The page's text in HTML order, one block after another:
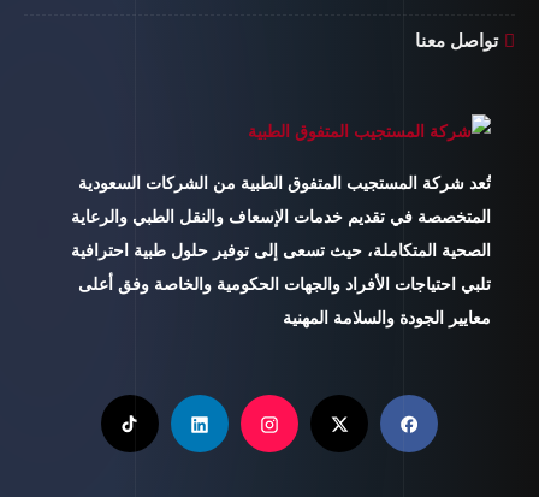
تواصل معنا
تُعد شركة المستجيب المتفوق الطبية من الشركات السعودية
المتخصصة في تقديم خدمات الإسعاف والنقل الطبي والرعاية
الصحية المتكاملة، حيث تسعى إلى توفير حلول طبية احترافية
تلبي احتياجات الأفراد والجهات الحكومية والخاصة وفق أعلى
معايير الجودة والسلامة المهنية